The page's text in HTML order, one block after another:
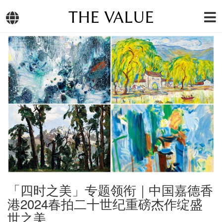
THE VALUE
「四时之美」专题领衔｜中国嘉德香
港2024春拍二十世纪重磅杰作绽盛
世之美